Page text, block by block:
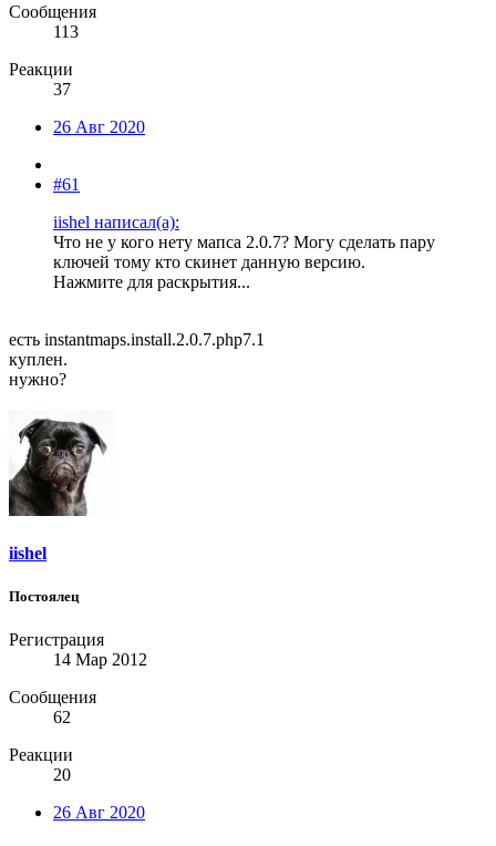
Сообщения
113
Реакции
37
26 Авг 2020
#61
iishel написал(а):
Что не у кого нету мапса 2.0.7? Могу сделать пару
ключей тому кто скинет данную версию.
Нажмите для раскрытия...
есть instantmaps.install.2.0.7.php7.1
куплен.
нужно?
iishel
Постоялец
Регистрация
14 Мар 2012
Сообщения
62
Реакции
20
26 Авг 2020